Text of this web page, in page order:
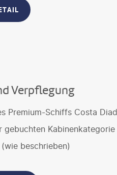
Verpflegung
Premium-Schiffs Costa
gebuchten Kabinenkategorie
beschrieben)